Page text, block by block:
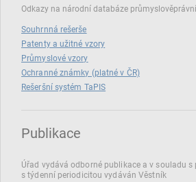
Odkazy na národní databáze
Souhrnná rešerše
Patenty a užitné vzory
Průmyslové vzory
Ochranné známky (platné v ČR)
Rešeršní systém TaPIS
Publikace
Úřad vydává odborné publikace a v souladu
s týdenní periodicitou vydáván Věstník